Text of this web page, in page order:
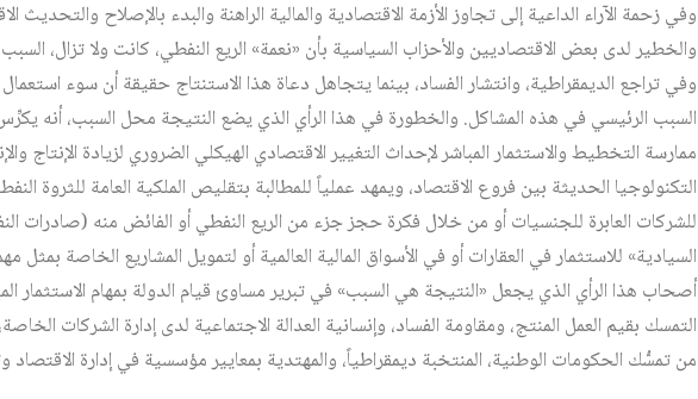
وفي زحمة الآراء الداعية إلى تجاوز الأزمة الاقتصادية والمالية الراهنة والبدء بالإصلاح والتحديث
والخطير لدى بعض الاقتصاديين والأحزاب السياسية بأن «نعمة» الريع النفطي، كانت ولا تزال،
وفي تراجع الديمقراطية، وانتشار الفساد، بينما يتجاهل دعاة هذا الاستنتاج حقيقة أن سوء
السبب الرئيسي في هذه المشاكل. والخطورة في هذا الرأي الذي يضع النتيجة محل السبب، أنه
ممارسة التخطيط والاستثمار المباشر لإحداث التغيير الاقتصادي الهيكلي الضروري لزيادة الإنتاج
التكنولوجيا الحديثة بين فروع الاقتصاد، ويمهد عملياً للمطالبة بتقليص الملكية العامة للثروة
للشركات العابرة للجنسيات أو من خلال فكرة حجز جزء من الريع النفطي أو الفائض منه (صادرات
السيادية» للاستثمار في العقارات أو في الأسواق المالية العالمية أو لتمويل المشاريع الخاصة بمثل
أصحاب هذا الرأي الذي يجعل «النتيجة هي السبب» في تبرير مساوئ قيام الدولة بمهام الاستثمار
التمسك بقيم العمل المنتج، ومقاومة الفساد، وإنسانية العدالة الاجتماعية لدى إدارة الشركات
من تمسُّك الحكومات الوطنية، المنتخبة ديمقراطياً، والمهتدية بمعايير مؤسسية في إدارة الاقتصاد